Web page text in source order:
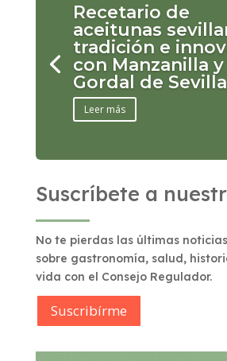
Recetario de
aceitunas
tradición e
con Manzanilla y
Gordal de Sevilla
Leer más
Suscríbete a
No te pierdas las últimas
sobre gastronomía, salud,
vida con el Consejo Regulador.
Suscribírme